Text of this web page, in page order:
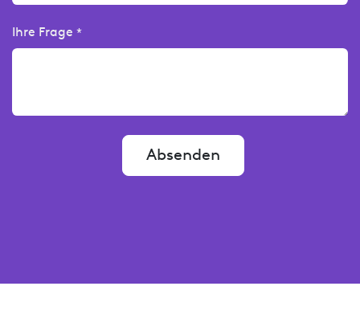
Ihre Frage *
Absenden